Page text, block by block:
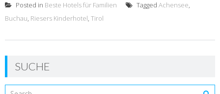
Posted in Beste Hotels für Familien Tagged Achensee,
Buchau, Riesers Kinderhotel, Tirol
SUCHE